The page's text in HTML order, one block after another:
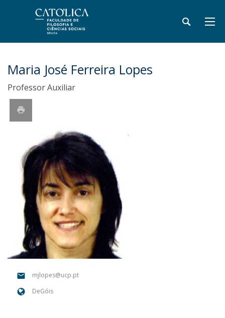
Maria José Ferreira Lopes
Professor Auxiliar
mjlopes@ucp.pt
DeGóis